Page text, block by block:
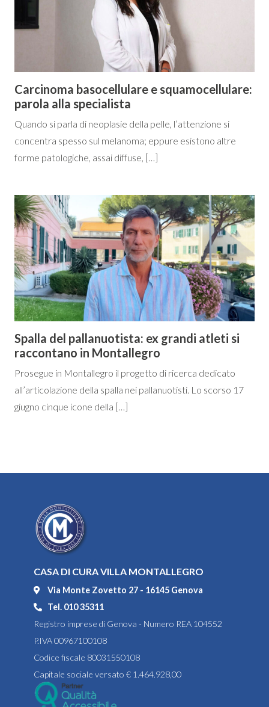
Carcinoma basocellulare e squamocellulare:
parola alla specialista
Quando si parla di neoplasie della pelle, l’attenzione si
concentra spesso sul melanoma; eppure esistono altre
forme patologiche, assai diffuse, […]
Spalla del pallanuotista: ex grandi atleti si
raccontano in Montallegro
Prosegue in Montallegro il progetto di ricerca dedicato
all’articolazione della spalla nei pallanuotisti. Lo scorso 17
giugno cinque icone della […]
CASA DI CURA VILLA MONTALLEGRO
Via Monte Zovetto 27 - 16145 Genova
Tel. 010 35311
Registro imprese di Genova - Numero REA 104552
P.IVA 00967100108
Codice fiscale 80031550108
Capitale sociale versato € 1.464.928,00